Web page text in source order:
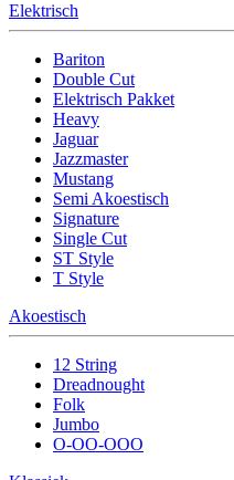
Elektrisch
Bariton
Double Cut
Elektrisch Pakket
Heavy
Jaguar
Jazzmaster
Mustang
Semi Akoestisch
Signature
Single Cut
ST Style
T Style
Akoestisch
12 String
Dreadnought
Folk
Jumbo
O-OO-OOO